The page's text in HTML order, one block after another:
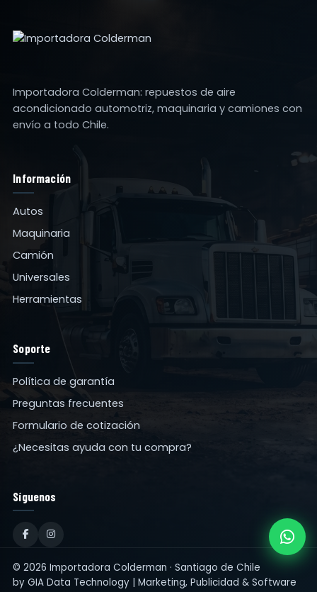
Importadora Colderman: repuestos de aire
acondicionado automotriz, maquinaria y camiones con
envío a todo Chile.
Información
Autos
Maquinaria
Camión
Universales
Herramientas
Soporte
Política de garantía
Preguntas frecuentes
Formulario de cotización
¿Necesitas ayuda con tu compra?
Síguenos
© 2026 Importadora Colderman · Santiago de Chile
byGIA Data Technology | Marketing, Publicidad & Software